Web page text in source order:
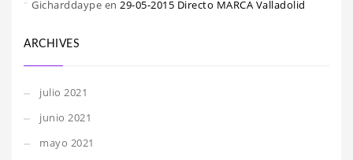
Gicharddaype en 29-05-2015 Directo MARCA Valladolid
ARCHIVES
julio 2021
junio 2021
mayo 2021